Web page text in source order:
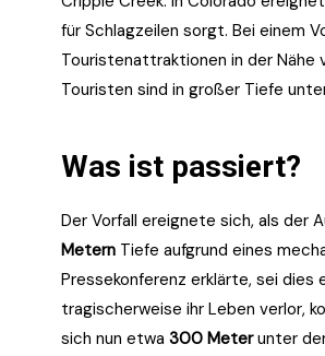
für Schlagzeilen sorgt. Bei einem
Touristenattraktionen in der Nähe
Touristen sind in großer Tiefe
Was ist passiert?
Der Vorfall ereignete sich, als der
Metern Tiefe aufgrund eines
Pressekonferenz erklärte, sei dies
tragischerweise ihr Leben verlor,
sich nun etwa 300 Meterunter